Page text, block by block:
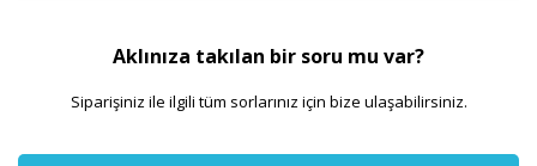
Aklınıza takılan bir soru mu var?
Siparişiniz ile ilgili tüm sorlarınız için bize ulaşabilirsiniz.